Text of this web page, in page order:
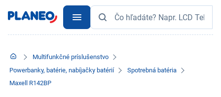
Multifunkčné príslušenstvo
Powerbanky, batérie, nabíjačky batérií
Spotrebná batéria
Maxell R142BP